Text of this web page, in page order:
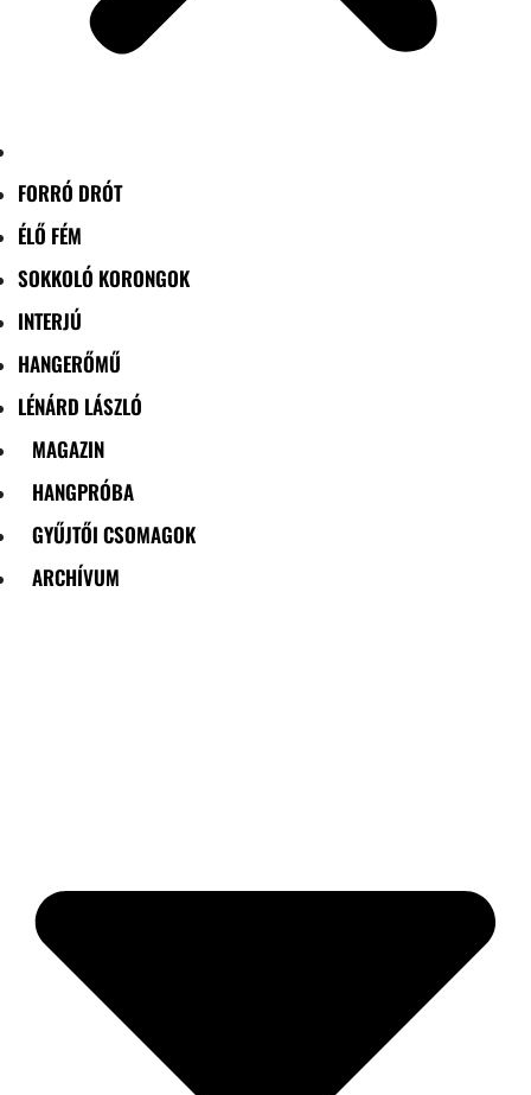
FORRÓ DRÓT
ÉLŐ FÉM
SOKKOLÓ KORONGOK
INTERJÚ
HANGERŐMŰ
LÉNÁRD LÁSZLÓ
MAGAZIN
HANGPRÓBA
GYŰJTŐI CSOMAGOK
ARCHÍVUM